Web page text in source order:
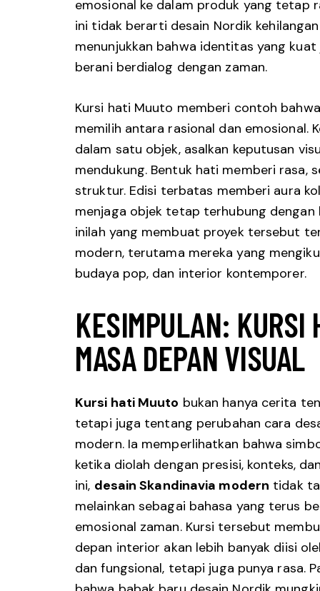
emosional ke dalam produk yang tetap
ini tidak berarti desain Nordik
menunjukkan bahwa identitas yang
berani berdialog dengan zaman.
Kursi hati Muuto memberi contoh
memilih antara rasional dan emosional.
dalam satu objek, asalkan keputusan
mendukung. Bentuk hati memberi rasa,
struktur. Edisi terbatas memberi aura
menjaga objek tetap terhubung dengan
inilah yang membuat proyek tersebut
modern, terutama mereka yang
budaya pop, dan interior kontemporer.
KESIMPULAN: KURSI
MASA DEPAN VISUAL
Kursi hati Muuto bukan hanya cerita
tetapi juga tentang perubahan cara
modern. Ia memperlihatkan bahwa
ketika diolah dengan presisi, konteks,
ini, desain Skandinavia modern tidak
melainkan sebagai bahasa yang terus
emosional zaman. Kursi tersebut
depan interior akan lebih banyak diisi
dan fungsional, tetapi juga punya rasa.